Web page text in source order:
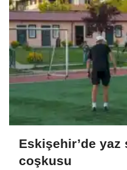
Eskişehir’de
coşkusu